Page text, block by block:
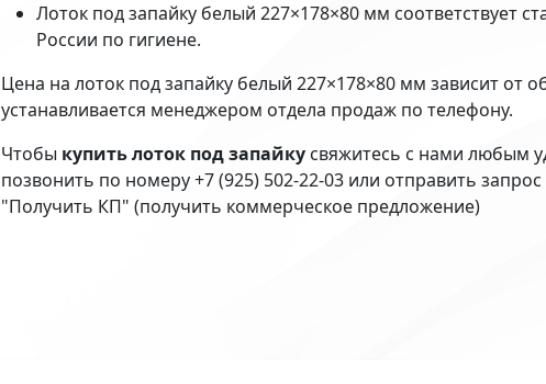
Лоток под запайку белый 227×178×80 мм соответствует
России по гигиене.
Цена на лоток под запайку белый 227×178×80 мм зависит от
устанавливается менеджером отдела продаж по телефону.
Чтобы купить лоток под запайкусвяжитесь с нами любым
позвонить по номеру +7 (925) 502-22-03 или отправить
"Получить КП" (получить коммерческое предложение)